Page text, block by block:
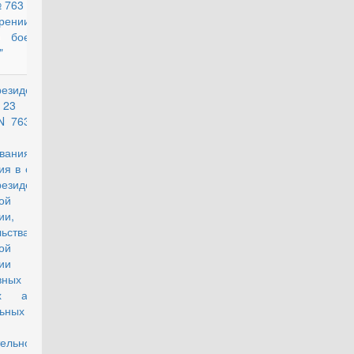
"Об
боевых
мая
763 "О
и
в силу
и
актов